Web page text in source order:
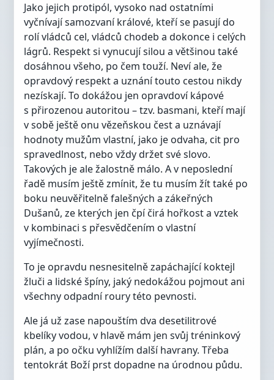
Jako jejich protipól, vysoko nad ostatními
vyčnívají samozvaní králové, kteří se pasují do
rolí vládců cel, vládců chodeb a dokonce i celých
lágrů. Respekt si vynucují silou a většinou také
dosáhnou všeho, po čem touží. Neví ale, že
opravdový respekt a uznání touto cestou nikdy
nezískají. To dokážou jen opravdoví kápové
s přirozenou autoritou – tzv. basmani, kteří mají
v sobě ještě onu vězeňskou čest a uznávají
hodnoty mužům vlastní, jako je odvaha, cit pro
spravedlnost, nebo vždy držet své slovo.
Takových je ale žalostně málo. A v neposlední
řadě musím ještě zmínit, že tu musím žít také po
boku neuvěřitelně falešných a zákeřných
Dušanů, ze kterých jen čpí čirá hořkost a vztek
v kombinaci s přesvědčením o vlastní
vyjímečnosti.
To je opravdu nesnesitelně zapáchající koktejl
žluči a lidské špíny, jaký nedokážou pojmout ani
všechny odpadní roury této pevnosti.
Ale já už zase napouštím dva desetilitrové
kbelíky vodou, v hlavě mám jen svůj tréninkový
plán, a po očku vyhlížím další havrany. Třeba
tentokrát Boží prst dopadne na úrodnou půdu.